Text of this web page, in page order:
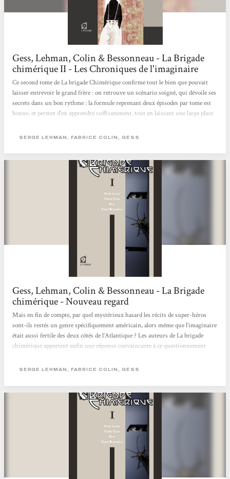
Gess, Lehman, Colin & Bessonneau - La Brigade
chimérique II - Les Chroniques de l'imaginaire
Ce second tome de La brigade Chimérique confirme tout le bien que pouvait
laisser entrevoir le grand frère : on retrouve un scénario soigné, qui dévoile ses
secrets dans un bon rythme : la formule reprenant deux épisodes par tome est
bonne, et permet d'en apprendre suffisamment, tout en laissant une large place
retrouve les traits nerveux et tout en mouvement qui faisaient déjà mouche
effets spéciaux que...
SERGE LEHMAN, FABRICE COLIN, GESS
Gess, Lehman, Colin & Bessonneau - La Brigade
chimérique - Nouveau regard
Mais en fin de compte, par quel mystérieux hasard les récits de super-héros
sont-ils restés un genre spécifiquement américain, alors même que l’imaginaire
était aussi fertile des deux côtés de l’Atlantique ? Les auteurs de La brigade
chimérique apportent enfin une réponse convaincante à ce questionnement
et en expliquant pourquoi ils ont disparu à l’issue de la Deuxième Guerre
SERGE LEHMAN, FABRICE COLIN, GESS